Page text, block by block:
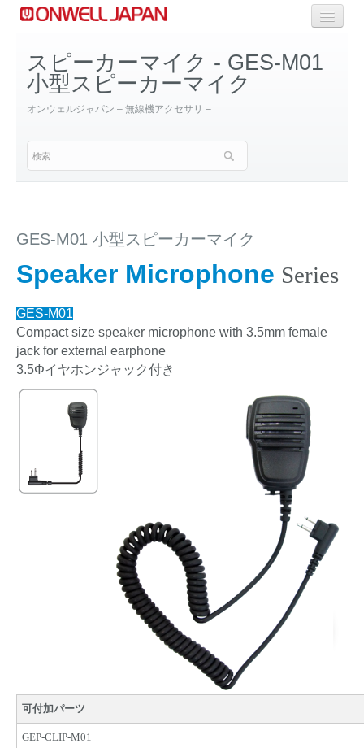
Selective Range
スピーカーマイク - GES-M01
小型スピーカーマイク
オンウェルジャパン – 無線機アクセサリ –
GES-M01 小型スピーカーマイク
Speaker Microphone Series
GES-M01
Compact size speaker microphone with 3.5mm female
jack for external earphone
3.5Φイヤホンジャック付き
可付加パーツ
GEP-CLIP-M01